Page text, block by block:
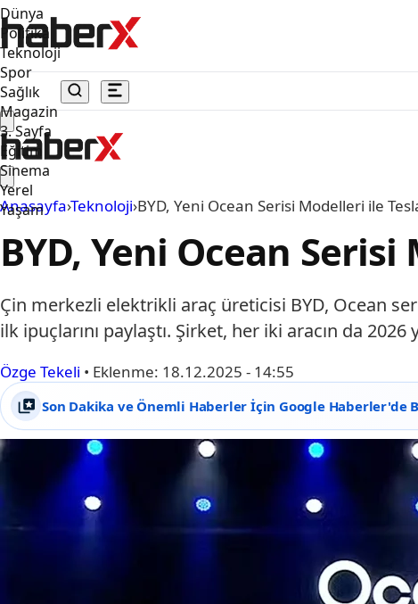
Dünya
Politika
Teknoloji
Spor
Sağlık
Magazin
3. Sayfa
Eğitim
Sinema
Yerel
Yaşam
Anasayfa›Teknoloji›BYD, Yeni Ocean Serisi Modelleri ile
BYD, Yeni Ocean
Çin merkezli elektrikli araç üreticisi BYD, Ocean
ilk ipuçlarını paylaştı. Şirket, her iki aracın da 2026
Özge Tekeli • Eklenme: 18.12.2025 - 14:55
Son Dakika ve Önemli Haberler İçin Google Haberler'de